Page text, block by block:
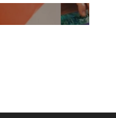
TAILOR